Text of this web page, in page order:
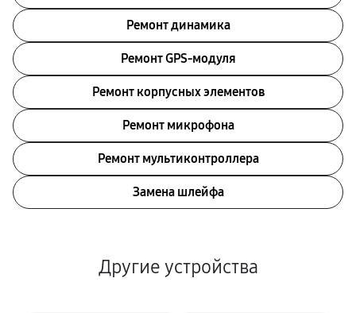
Ремонт динамика
Ремонт GPS-модуля
Ремонт корпусных элементов
Ремонт микрофона
Ремонт мультиконтроллера
Замена шлейфа
Другие устройства